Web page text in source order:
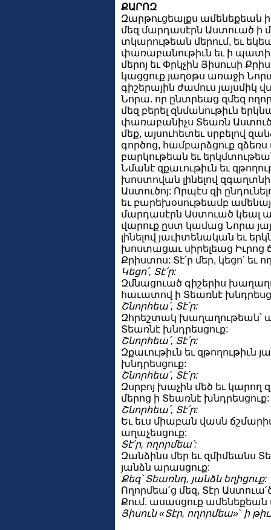
ՔԱՐՈԶ
Զարթուցեալքս ամենեքեան
մեզ մարդասէրն Աստուած ի
տկարութեան մերում, եւ
փառաբանութիւն եւ ի
մերոյ եւ Փրկչին Յիսուսի
կացցուք յաղօթս առաջի
գիշերային ժամուս
Նորա. որ ընտրեաց զմեզ
մեզ բերել զնմանութիւն
փառաբանիչս Տեառն
մեք, այսուհետեւ սրբելով
գործոց, համբարձցուք
բարկութեան եւ
Նմանէ զքաւութիւն եւ
խոստովան լինելով
Աստուծոյ: Որպէս զի
եւ բարեխօսութեամբ
մարդասէրն Աստուած կեալ
վարուք ըստ կամաց Նորա
լինելով յաւիտենական եւ
խոստացաւ սիրելեաց Իւրոց
Քրիստոս: Տէ՛ր մեր, կեցո՛ եւ
Կեցո՛, Տէ՛ր:
Զմնացուած գիշերիս
հաւատով ի Տեառնէ
Շնորհեա՛, Տէ՛ր:
Զհրեշտակ խաղաղութեան՝
Տեառնէ խնդրեսցուք:
Շնորհեա՛, Տէ՛ր:
Զքաւութիւն եւ զթողութիւն
խնդրեսցուք:
Շնորհեա՛, Տէ՛ր:
Զսրբոյ խաչին մեծ եւ կարող
մերոց ի Տեառնէ խնդրեսցուք:
Շնորհեա՛, Տէ՛ր:
Եւ եւս միաբան վասն
աղաչեսցուք:
Տէ՛ր, ողորմեա՛:
Զանձինս մեր եւ զմիմեանս
յանձն արասցուք:
Քեզ՝ Տեառնդ, յանձն եղիցուք:
Ողորմեա՛ց մեզ, Տէր
Քում. ասասցուք
Յիսուն «Տէր, ողորմեա»` ի